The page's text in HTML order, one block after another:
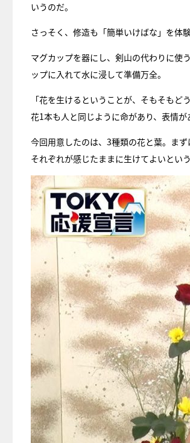
いうのだ。
さっそく、修造も「簡単いけばな」を体
マグカップを器にし、剣山の代わりに使
ップに入れて水に浸して準備万全。
「花を生けるということが、そもそも
花1本も人と同じように命があり、表情
今回用意したのは、3種類の花と葉。ま
それぞれが感じたままに生けてよいという